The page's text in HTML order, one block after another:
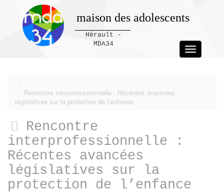
maison des adolescents
Hérault -
MDA34
Toggle
navigation
Rencontre interprofessionnelle : Récentes avancées
législatives sur la protection de l’enfance
Rencontre
interprofessionnelle :
Récentes avancées
législatives sur la
protection de l’enfance